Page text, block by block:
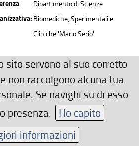
Dipartimento di Scienze
Biomediche, Sperimentali e
Cliniche 'Mario Serio'
sito servono al suo corretto
non raccolgono alcuna tua
Se navighi su di esso
presenza. Ho capito
informazioni